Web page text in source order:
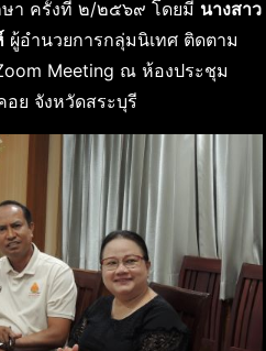
ษา ครั้งที่ ๒/๒๕๖๙ โดยมี นางสาว
ผู้อำนวยการกลุ่มนิเทศ ติดตาม
Meeting ณ ห้องประชุม
ย จังหวัดสระบุรี